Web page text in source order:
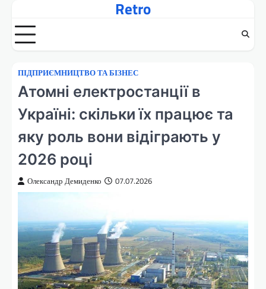
вмісту
Retro
ПІДПРИЄМНИЦТВО ТА БІЗНЕС
Атомні електростанції в
Україні: скільки їх працює та
яку роль вони відіграють у
2026 році
Олександр Демиденко 07.07.2026